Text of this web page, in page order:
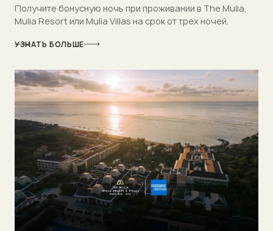
Получите бонусную ночь при проживании в The Mulia,
Mulia Resort или Mulia Villas на срок от трех ночей.
УЗНАТЬ БОЛЬШЕ